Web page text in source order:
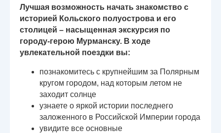
Лучшая возможность начать знакомство с
историей Кольского полуострова и его
столицей – насыщенная экскурсия по
городу-герою Мурманску. В ходе
увлекательной поездки вы:
познакомитесь с крупнейшим за Полярным
кругом городом, над которым летом не
заходит солнце
узнаете о яркой истории последнего
заложенного в Российской Империи города
увидите все основные